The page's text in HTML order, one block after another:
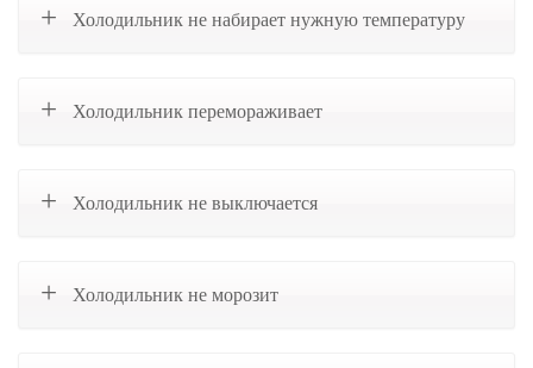
Холодильник не набирает нужную температуру
Холодильник перемораживает
Холодильник не выключается
Холодильник не морозит